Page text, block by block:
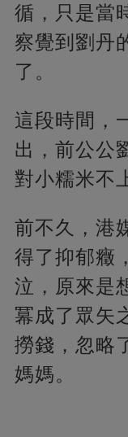
循，只是當
察覺到劉丹
了。
這段時間，
出，前公公
對小糯米不
前不久，港
得了抑郁癥
泣，原來是
冪成了眾矢
撈錢，忽略
媽媽。